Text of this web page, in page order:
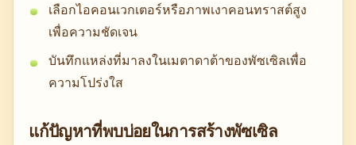
เลือกไอคอนเวกเตอร์หรือภาพเงาคอนทราสต์สูง
เพื่อความชัดเจน
บันทึกแหล่งที่มาลงในเมตาดาต้าของพัซเซิลเพื่อ
ความโปร่งใส
แก้ปัญหาที่พบบ่อยในการสร้างพัซเซิล